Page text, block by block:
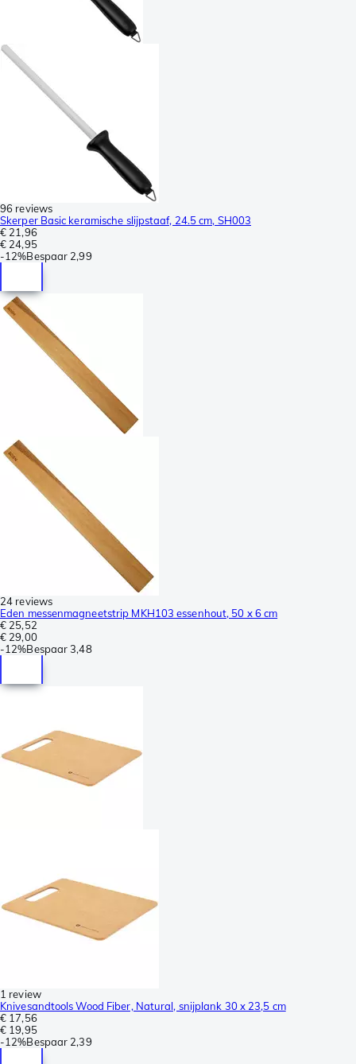
96 reviews
Skerper Basic keramische slijpstaaf, 24.5 cm, SH003
€ 21,96
€ 24,95
-12%Bespaar 2,99
24 reviews
Eden messenmagneetstrip MKH103 essenhout, 50 x 6 cm
€ 25,52
€ 29,00
-12%Bespaar 3,48
1 review
Knivesandtools Wood Fiber, Natural, snijplank 30 x 23,5 cm
€ 17,56
€ 19,95
-12%Bespaar 2,39